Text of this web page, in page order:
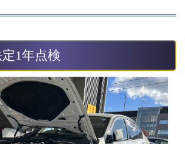
定1年点検